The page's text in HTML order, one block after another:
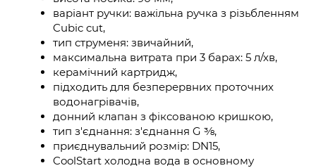
варіант ручки: важільна ручка з різьбленням
Cubic cut,
тип струменя: звичайний,
максимальна витрата при 3 барах: 5 л/хв,
керамічний картридж,
підходить для безперервних проточних
водонагрівачів,
донний клапан з фіксованою кришкою,
тип з'єднання: з'єднання G ⅜,
приєднувальний розмір: DN15,
CoolStart холодна вода в основному